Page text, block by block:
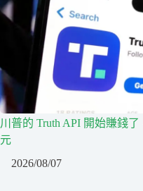
川普的 Truth API 開始賺錢
元
2026/08/07